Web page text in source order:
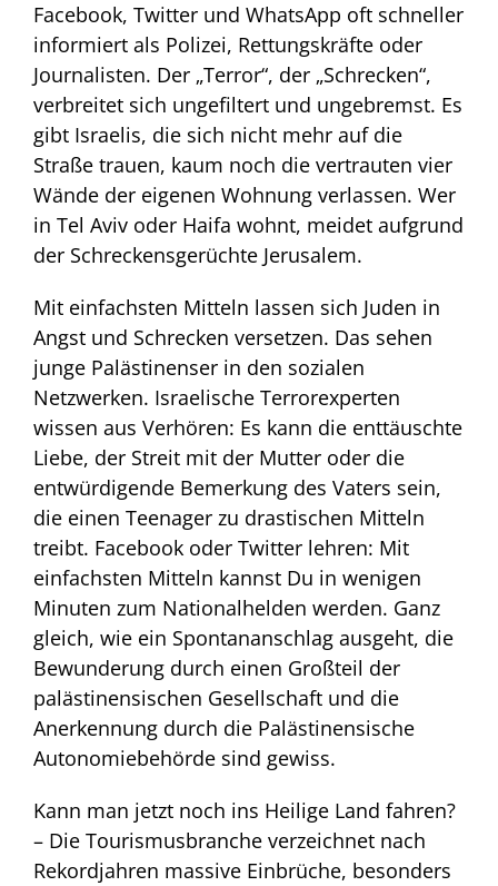
Facebook, Twitter und WhatsApp oft schneller
informiert als Polizei, Rettungskräfte oder
Journalisten. Der „Terror“, der „Schrecken“,
verbreitet sich ungefiltert und ungebremst. Es
gibt Israelis, die sich nicht mehr auf die
Straße trauen, kaum noch die vertrauten vier
Wände der eigenen Wohnung verlassen. Wer
in Tel Aviv oder Haifa wohnt, meidet aufgrund
der Schreckensgerüchte Jerusalem.
Mit einfachsten Mitteln lassen sich Juden in
Angst und Schrecken versetzen. Das sehen
junge Palästinenser in den sozialen
Netzwerken. Israelische Terrorexperten
wissen aus Verhören: Es kann die enttäuschte
Liebe, der Streit mit der Mutter oder die
entwürdigende Bemerkung des Vaters sein,
die einen Teenager zu drastischen Mitteln
treibt. Facebook oder Twitter lehren: Mit
einfachsten Mitteln kannst Du in wenigen
Minuten zum Nationalhelden werden. Ganz
gleich, wie ein Spontananschlag ausgeht, die
Bewunderung durch einen Großteil der
palästinensischen Gesellschaft und die
Anerkennung durch die Palästinensische
Autonomiebehörde sind gewiss.
Kann man jetzt noch ins Heilige Land fahren?
– Die Tourismusbranche verzeichnet nach
Rekordjahren massive Einbrüche, besonders